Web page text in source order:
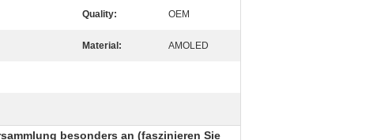
Quality: OEM
Material: AMOLED
besonders an (faszinieren Sie